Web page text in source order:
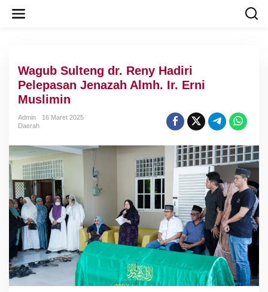
Wagub Sulteng dr. Reny Hadiri
Pelepasan Jenazah Almh. Ir. Erni
Muslimin
Admin
16 Maret 2025
Daerah